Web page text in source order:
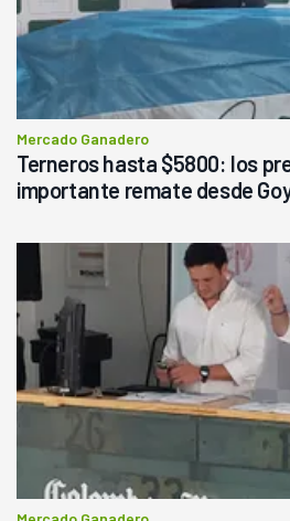
Mercado Ganadero
Terneros hasta $5800: los
importante remate desde